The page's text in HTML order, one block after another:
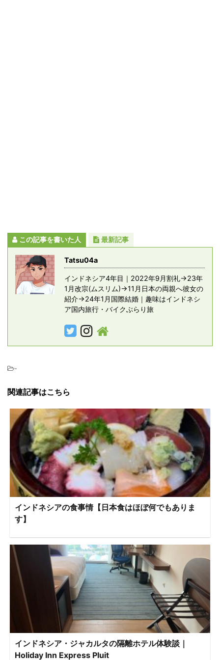
この記事を書いた人 最新記事
Tatsu04a
インドネシア4年目｜2022年9月割礼→23年
1月改宗(ムスリム)→11月日本の両親へ彼女の
紹介→24年1月国際結婚｜趣味はインドネシ
ア国内旅行・バイクぶらり旅
-
関連記事はこちら
インドネシアの食事情【日本食はほぼ何でもありま
す】
インドネシア・ジャカルタの隔離ホテル体験談｜
Holiday Inn Express Pluit